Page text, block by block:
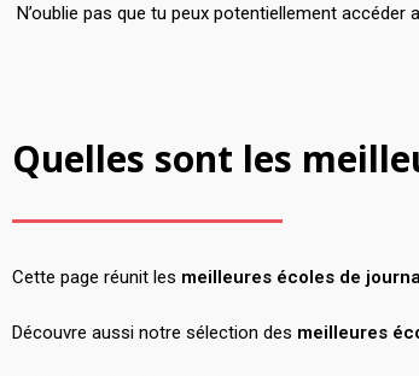
N’oublie pas que tu peux potentiellement accéder
Quelles sont les
Cette page réunit les meilleures écoles de
Découvre aussi notre sélection des meilleures